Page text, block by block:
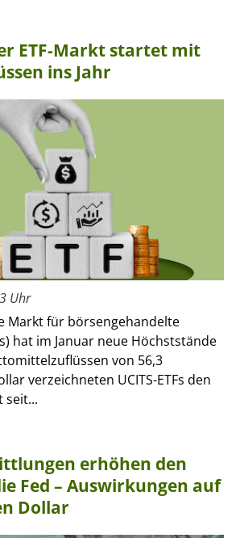
ETF-Markt startet mit
ins Jahr
Uhr
Markt für börsengehandelte
hat im Januar neue Höchststände
von 56,3
verzeichneten UCITS-ETFs den
seit...
erhöhen den
Fed – Auswirkungen auf
Dollar